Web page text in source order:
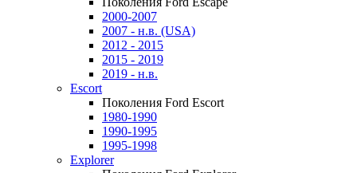
2000-2007
2007 - н.в. (USA)
2012 - 2015
2015 - 2019
2019 - н.в.
Escort
Поколения Ford Escort
1980-1990
1990-1995
1995-1998
Explorer